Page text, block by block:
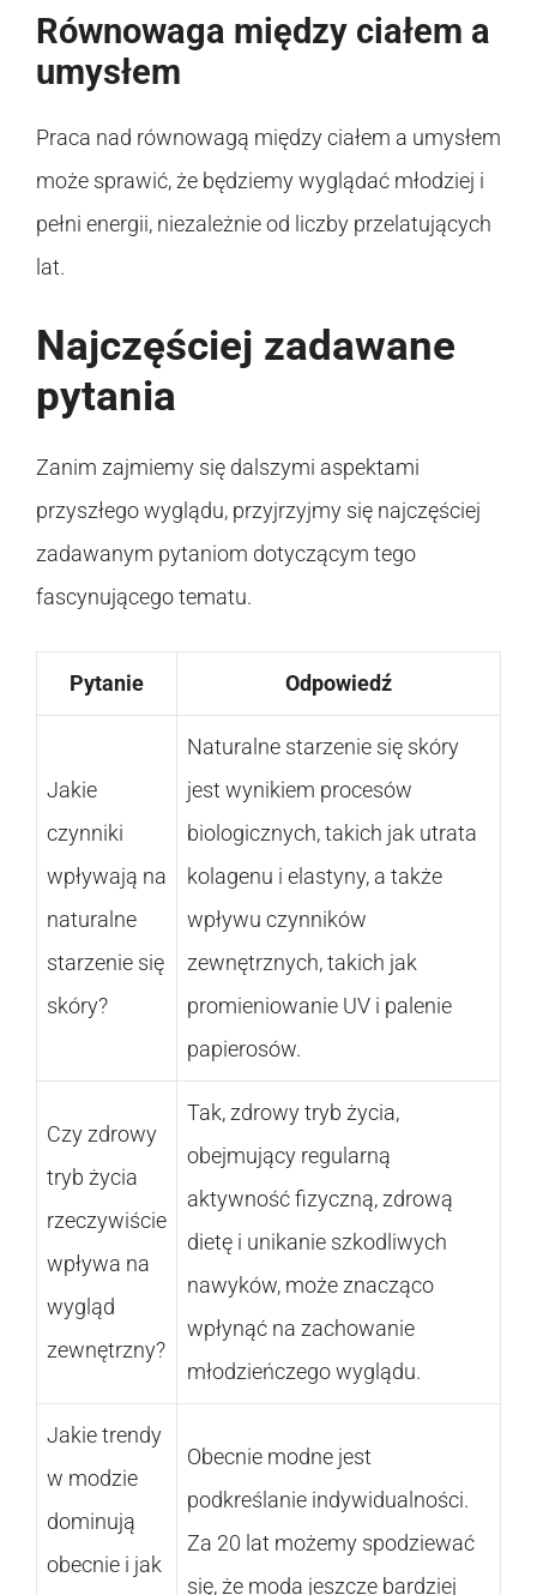
Równowaga między ciałem a
umysłem
Praca nad równowagą między ciałem a umysłem
może sprawić, że będziemy wyglądać młodziej i
pełni energii, niezależnie od liczby przelatujących
lat.
Najczęściej zadawane
pytania
Zanim zajmiemy się dalszymi aspektami
przyszłego wyglądu, przyjrzyjmy się najczęściej
zadawanym pytaniom dotyczącym tego
fascynującego tematu.
Pytanie Odpowiedź
Jakie
czynniki
wpływają na
naturalne
starzenie się
skóry?
Naturalne starzenie się skóry
jest wynikiem procesów
biologicznych, takich jak utrata
kolagenu i elastyny, a także
wpływu czynników
zewnętrznych, takich jak
promieniowanie UV i palenie
papierosów.
Czy zdrowy
tryb życia
rzeczywiście
wpływa na
wygląd
zewnętrzny?
Tak, zdrowy tryb życia,
obejmujący regularną
aktywność fizyczną, zdrową
dietę i unikanie szkodliwych
nawyków, może znacząco
wpłynąć na zachowanie
młodzieńczego wyglądu.
Jakie trendy
w modzie
dominują
obecnie i jak
Obecnie modne jest
podkreślanie indywidualności.
Za 20 lat możemy spodziewać
się, że moda jeszcze bardziej